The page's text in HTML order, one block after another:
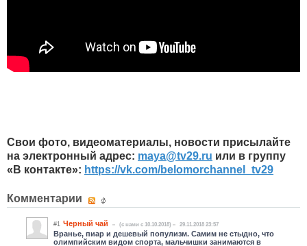
Свои фото, видеоматериалы, новости присылайте
на электронный адрес: maya@tv29.ru или в группу
«В контакте»: https://vk.com/belomorchannel_tv29
Комментарии
#1 Черный чай (c нами с 10.10.2018) 29.11.2018 23:57
Вранье, пиар и дешевый популизм. Самим не стыдно, что
олимпийским видом спорта, мальчишки занимаются в